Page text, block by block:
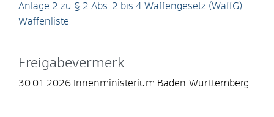
Anlage 2 zu § 2 Abs. 2 bis 4 Waffengesetz (WaffG) -
Waffenliste
Freigabevermerk
30.01.2026 Innenministerium Baden-Württemberg